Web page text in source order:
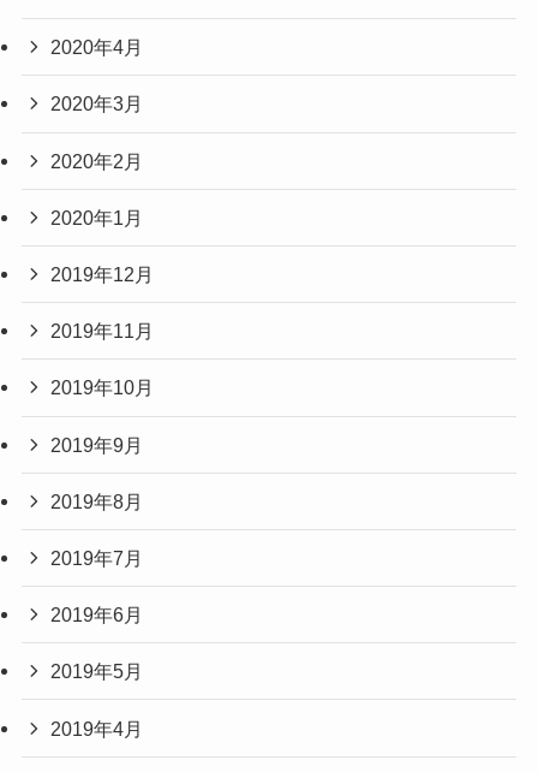
2020年4月
2020年3月
2020年2月
2020年1月
2019年12月
2019年11月
2019年10月
2019年9月
2019年8月
2019年7月
2019年6月
2019年5月
2019年4月